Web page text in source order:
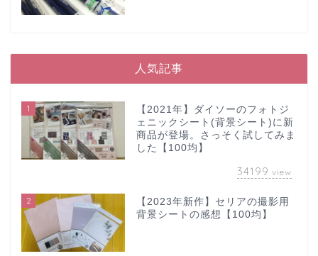
人気記事
1
【2021年】ダイソーのフォトジ
ェニックシート(背景シート)に新
商品が登場。さっそく試してみま
した【100均】
34199 view
2
【2023年新作】セリアの撮影用
背景シートの感想【100均】